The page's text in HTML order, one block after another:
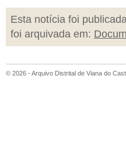
Esta notícia foi
foi arquivada em:
© 2026 - Arquivo Distrital de Viana do